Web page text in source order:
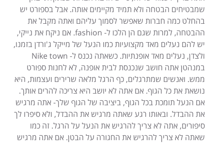
שמבטיחים הבטחה ולא תמיד מקיימים אותה. אבל בספורט יש
בהחלט כמה חברות שאפשר לסמוך עליהם ואתה מקבל את
ההבטחה, למרות שגם הן הלכו ל- fashion. אם ניקח את נייקי,
יש להם נעלים מאד מקצועיות כמו הנעל של מייקל ג'ורדן בזמנו,
ולצדן, נעלים מאד אופנתיות. כשאתה נכנס ל- Nike town
במנהטן אתה חושב שנכנסת לבית אופנה, לא לחנות ספורט
ממש. ואנשים שמתרגלים, כף הרגל מלאה שרירים ועצמות, היא
נושאת את כל הגוף. אם אתה לא יושב היא צריכה להרים אותך.
אם הנעל תומכת בכל הגוף, ביציבה של הגוף שלך- אתה מרגיש
את ההבדל. ובאותו רגע שאתה מרגיש את ההבדל, ולא סיפרו לך
סיפורים, אתה לא צריך להרגיש את הנעל על הרגל. זה כמו
שאתה לא צריך להרגיש את החגורה על הבטן. אם אתה מרגיש